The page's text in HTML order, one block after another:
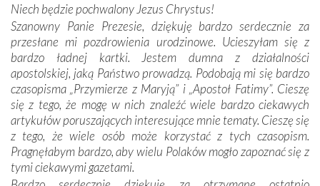
mieliśmy okazję przekonać się, że Maryja swoją opieką
otacza nie tylko nasz naród, lecz wszystkie nacje, które
się Jej ufnie oddają, a także każdą osobę, która zawierza
Jej siebie oraz swych bliskich.
Dzieje Portugalii to również historia wierności Bogu i
odstępstw, także w życiu władców. Trudne momenty w
wymiarze tak osobistym, jak i zbiorowym, przypominają o
konieczności ciągłego zabiegania o własną duszę i o łaskę
Opatrzności. Wierność przynosi pomyślność –
przynajmniej w życiu duchowym. Odstępstwo owocuje
Niech będzie pochwalony Jezus Chrystus!
Szanowny Panie Prezesie, dziękuję bardzo serdecznie za
przesłane mi pozdrowienia urodzinowe. Ucieszyłam się z
bardzo ładnej kartki. Jestem dumna z działalności
apostolskiej, jaką Państwo prowadzą. Podobają mi się bardzo
czasopisma „Przymierze z Maryją” i „Apostoł Fatimy”. Cieszę
się z tego, że mogę w nich znaleźć wiele bardzo ciekawych
artykułów poruszających interesujące mnie tematy. Cieszę się
z tego, że wiele osób może korzystać z tych czasopism.
Pragnęłabym bardzo, aby wielu Polaków mogło zapoznać się z
tymi ciekawymi gazetami.